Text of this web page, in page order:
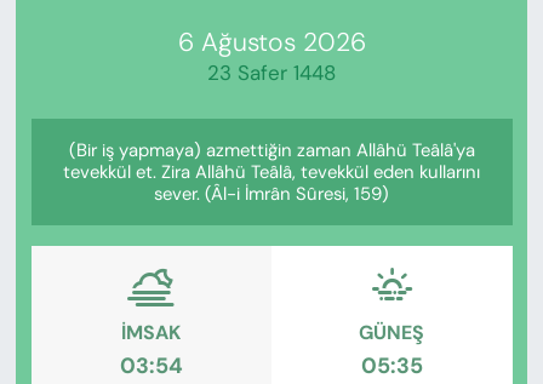
6 Ağustos 2026
23 Safer 1448
(Bir iş yapmaya) azmettiğin zaman Allâhü Teâlâ'ya
tevekkül et. Zira Allâhü Teâlâ, tevekkül eden kullarını
sever. (Âl-i İmrân Sûresi, 159)
İMSAK
03:54
GÜNEŞ
05:35
EĞİTİM
KADIN
SAĞLIK
KÜLTÜR-SANAT
Tüm Manşetler
Haber Arşivi